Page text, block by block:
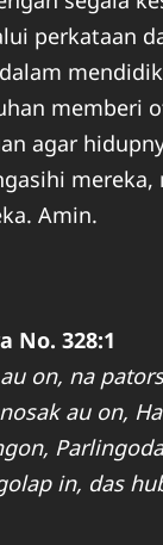
perkataan
memberi
agar
Amin.
No. 328:1
on, na
au on,
in, das